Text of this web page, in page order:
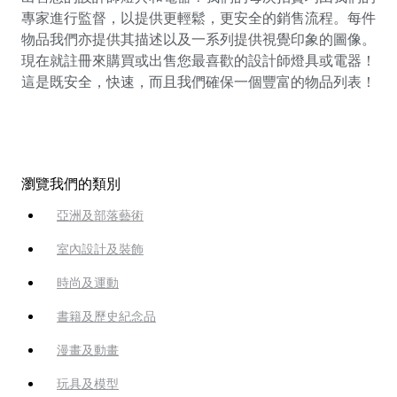
專家進行監督，以提供更輕鬆，更安全的銷售流程。每件
物品我們亦提供其描述以及一系列提供視覺印象的圖像。
現在就註冊來購買或出售您最喜歡的設計師燈具或電器！
這是既安全，快速，而且我們確保一個豐富的物品列表！
瀏覽我們的類別
亞洲及部落藝術
室內設計及裝飾
時尚及運動
書籍及歷史紀念品
漫畫及動畫
玩具及模型